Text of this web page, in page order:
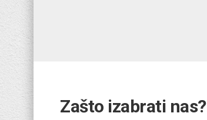
Zašto izabrati nas?